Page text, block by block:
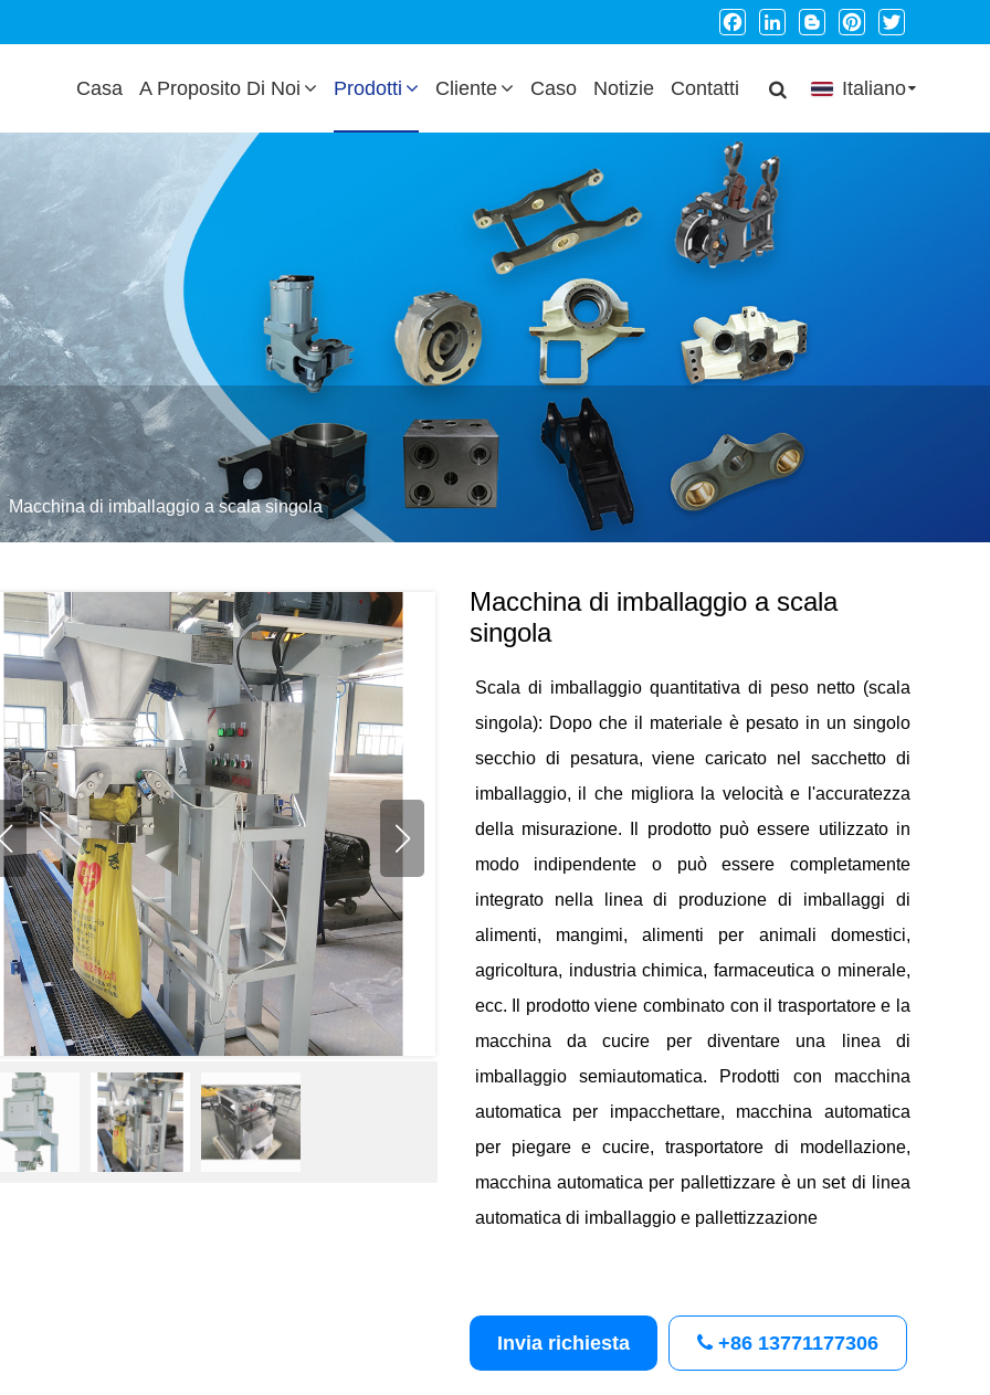
Facebook
LinkedInBloggerPinterestTwitter
Casa A Proposito Di Noi Prodotti Cliente Caso Notizie Contatti Italiano
Macchina di imballaggio a scala singola
Macchina di imballaggio a scala
singola
Scala di imballaggio quantitativa di peso netto (scala
singola): Dopo che il materiale è pesato in un singolo
secchio di pesatura, viene caricato nel sacchetto di
imballaggio, il che migliora la velocità e l'accuratezza
della misurazione. Il prodotto può essere utilizzato in
modo indipendente o può essere completamente
integrato nella linea di produzione di imballaggi di
alimenti, mangimi, alimenti per animali domestici,
agricoltura, industria chimica, farmaceutica o minerale,
ecc. Il prodotto viene combinato con il trasportatore e la
macchina da cucire per diventare una linea di
imballaggio semiautomatica. Prodotti con macchina
automatica per impacchettare, macchina automatica
per piegare e cucire, trasportatore di modellazione,
macchina automatica per pallettizzare è un set di linea
automatica di imballaggio e pallettizzazione
Invia richiesta +86 13771177306